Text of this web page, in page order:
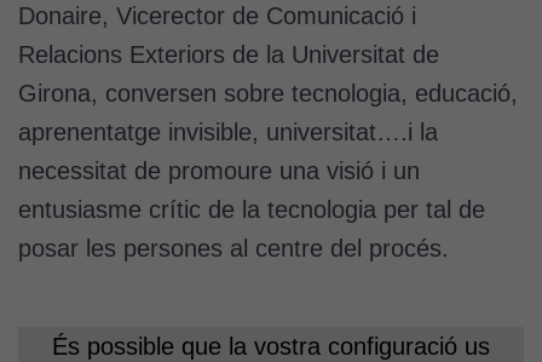
Donaire, Vicerector de Comunicació i
Relacions Exteriors de la Universitat de
Girona, conversen sobre tecnologia, educació,
aprenentatge invisible, universitat….i la
necessitat de promoure una visió i un
entusiasme crític de la tecnologia per tal de
posar les persones al centre del procés.
És possible que la vostra configuració us